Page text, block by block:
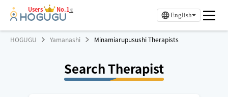
Users No.1※
English
HOGUGU Yamanashi Minamiarupusushi Therapists
Search Therapist